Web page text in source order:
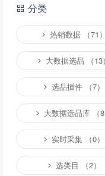
分类
热销数据 （71）
大数据选品 （13）
选品插件 （7）
大数据选品库 （8
实时采集 （0）
选类目 （2）